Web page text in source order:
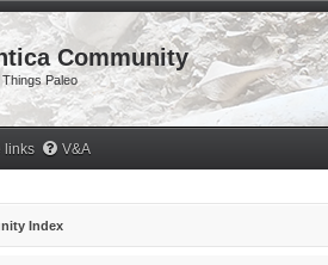
Community
Paleo
links V&A
Index